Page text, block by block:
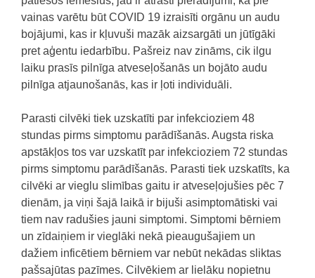
vainas varētu būt COVID 19 izraisīti orgānu un audu
bojājumi, kas ir kļuvuši mazāk aizsargāti un jūtīgāki
pret aģentu iedarbību. Pašreiz nav zināms, cik ilgu
laiku prasīs pilnīga atveseļošanās un bojāto audu
pilnīga atjaunošanās, kas ir ļoti individuāli.
Parasti cilvēki tiek uzskatīti par infekcioziem 48
stundas pirms simptomu parādīšanās. Augsta riska
apstākļos tos var uzskatīt par infekcioziem 72 stundas
pirms simptomu parādīšanās. Parasti tiek uzskatīts, ka
cilvēki ar vieglu slimības gaitu ir atveseļojušies pēc 7
dienām, ja viņi šajā laikā ir bijuši asimptomātiski vai
tiem nav radušies jauni simptomi. Simptomi bērniem
un zīdaiņiem ir vieglāki nekā pieaugušajiem un
dažiem inficētiem bērniem var nebūt nekādas sliktas
pašsajūtas pazīmes. Cilvēkiem ar lielāku nopietnu